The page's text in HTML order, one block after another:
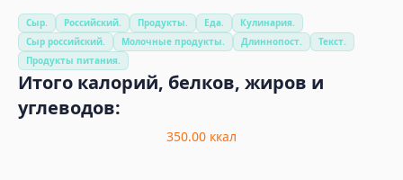
Сыр. Российский. Продукты. Еда.
Кулинария.
Сыр российский.
Молочные продукты. Длиннопост.
Текст.
Продукты питания.
Итого калорий, белков, жиров и
углеводов:
350.00 ккал